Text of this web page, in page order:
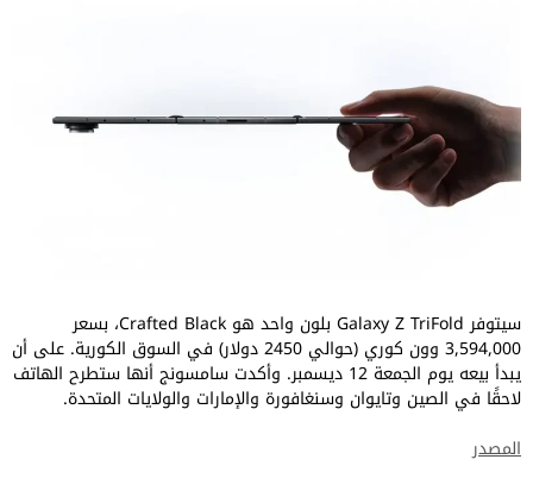
سيتوفر Galaxy Z TriFold بلون واحد هو Crafted Black، بسعر
3,594,000 وون كوري (حوالي 2450 دولار) في السوق الكورية. على أن
يبدأ بيعه يوم الجمعة 12 ديسمبر. وأكدت سامسونج أنها ستطرح الهاتف
لاحقًا في الصين وتايوان وسنغافورة والإمارات والولايات المتحدة.
المصدر